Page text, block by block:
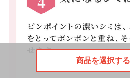
商品を選択する